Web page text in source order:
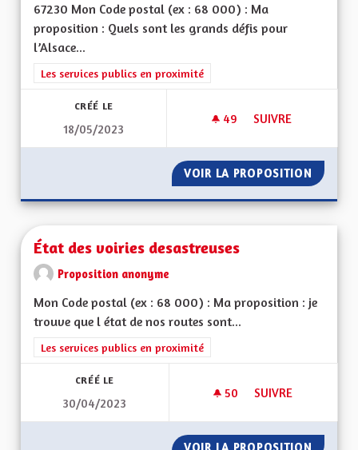
67230 Mon Code postal (ex : 68 000) : Ma
proposition : Quels sont les grands défis pour
l’Alsace...
Filtrer les résultats de la catégorie : Les services publics en
Les services publics en proximité
CRÉÉ LE
18/05/2023
49 49 ABONNÉS
SUIVRE
VOIR LA PROPOSITION
État des voiries desastreuses
Proposition anonyme
Mon Code postal (ex : 68 000) : Ma proposition : je
trouve que l état de nos routes sont...
Filtrer les résultats de la catégorie : Les services publics en
Les services publics en proximité
CRÉÉ LE
30/04/2023
50 50 ABONNÉS
SUIVRE